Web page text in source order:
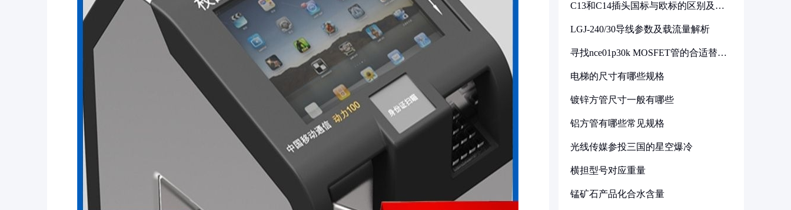
C13和C14插头国标与欧标的区别及其
LGJ-240/30导线参数及载流量解析
寻找nce01p30k MOSFET管的合适替代
电梯的尺寸有哪些规格
镀锌方管尺寸一般有哪些
铝方管有哪些常见规格
光线传媒参投三国的星空爆冷
横担型号对应重量
锰矿石产品化合水含量